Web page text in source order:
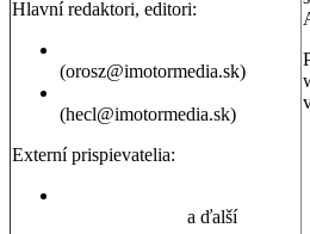
Hlavní redaktori, editori:
(orosz@imotormedia.sk)
(hecl@imotormedia.sk)
Externí prispievatelia:
a ďalší